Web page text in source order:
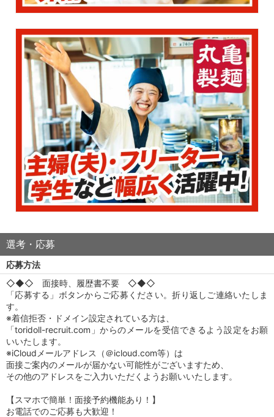
選考・応募
応募方法
◇◆◇ 面接時、履歴書不要 ◇◆◇
「応募する」ボタンからご応募ください。折り返しご連絡いたしま
す。
※着信拒否・ドメイン設定されている方は、
「toridoll-recruit.com」からのメールを受信できるよう設定をお願
いいたします。
※iCloudメールアドレス（＠icloud.com等）は
面接ご案内のメールが届かない可能性がございますため、
その他のアドレスをご入力いただくようお願いいたします。
【スマホで簡単！面接予約機能あり！】
お電話でのご応募も大歓迎！